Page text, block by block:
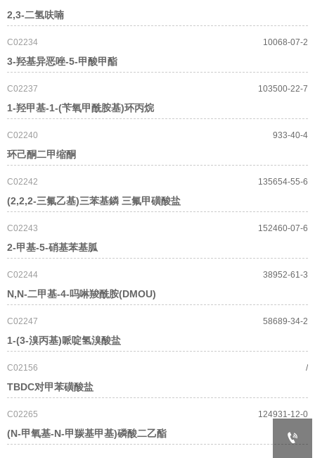
2,3-二氢呋喃
C02234
3-羟基异恶唑-5-甲酸甲酯
10068-07-2
C02237
1-羟甲基-1-(苄氧甲酰胺基)环丙烷
103500-22-7
C02240
环己酮二甲缩酮
933-40-4
C02242
(2,2,2-三氟乙基)三苯基鏻 三氟甲磺酸盐
135654-55-6
C02243
2-甲基-5-硝基苯基胍
152460-07-6
C02244
N,N-二甲基-4-吗啉羧酰胺(DMOU)
38952-61-3
C02247
1-(3-溴丙基)哌啶氢溴酸盐
58689-34-2
C02156
TBDC对甲苯磺酸盐
/
C02265
(N-甲氧基-N-甲羰基甲基)磷酸二乙酯
124931-12-0
